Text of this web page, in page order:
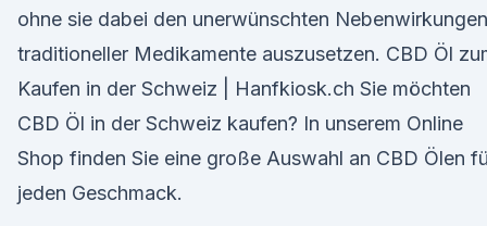
ohne sie dabei den unerwünschten Nebenwirkungen
traditioneller Medikamente auszusetzen. CBD Öl
Kaufen in der Schweiz | Hanfkiosk.ch Sie möchten
CBD Öl in der Schweiz kaufen? In unserem Online
Shop finden Sie eine große Auswahl an CBD Ölen
jeden Geschmack.